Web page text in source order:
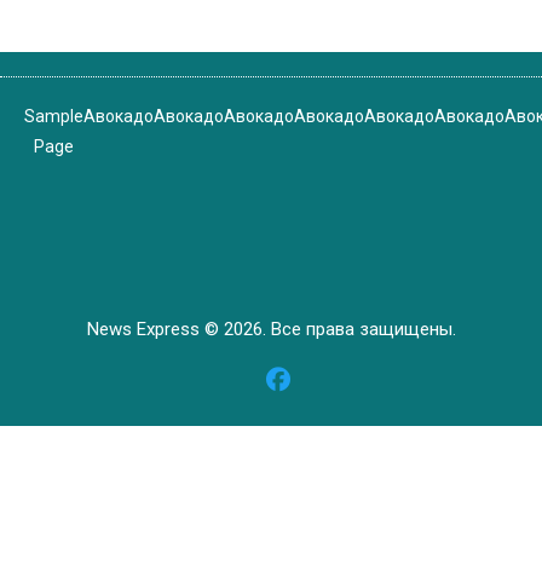
Sample
Page
АвокадоАвокадоАвокадоАвокадоАвокадоАвокадо
News Express © 2026. Все права защищены.